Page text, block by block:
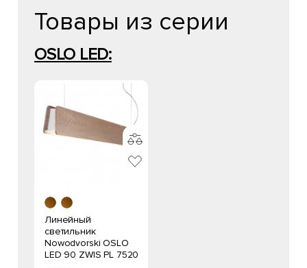
Товары из серии
OSLO LED:
Линейный
светильник
Nowodvorski OSLO
LED 90 ZWIS PL 7520